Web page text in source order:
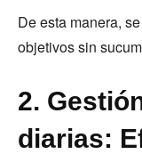
De esta manera,
objetivos sin
2.
diarias: